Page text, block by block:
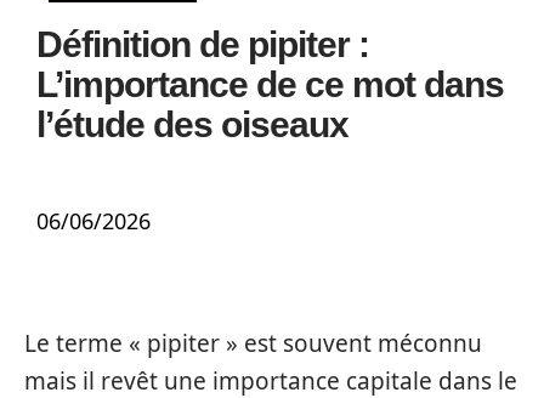
Définition de pipiter :
L’importance de ce mot dans
l’étude des oiseaux
06/06/2026
Le terme « pipiter » est souvent méconnu
mais il revêt une importance capitale dans le